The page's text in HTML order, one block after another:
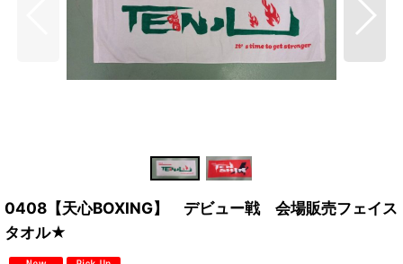
0408【天心BOXING】 デビュー戦 会場販売フェイス
タオル★